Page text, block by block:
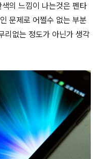
의 느낌이 나는것은 펜타
문제로 어쩔수 없는 부분
리없는 정도가 아닌가 생각